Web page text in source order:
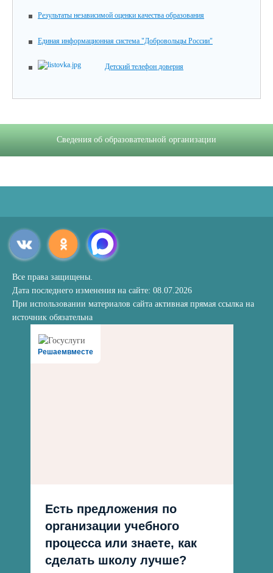
Результаты независимой оценки качества образования
Единая информационная система "Добровольцы России"
Детский телефон доверия
Сведения об образовательной организации
Все права защищены.
Дата последнего изменения на сайте: 08.07.2026
При использовании материалов сайта активная прямая ссылка на
источник обязательна
Решаемвместе
Есть предложения по
организации учебного
процесса или знаете, как
сделать школу лучше?